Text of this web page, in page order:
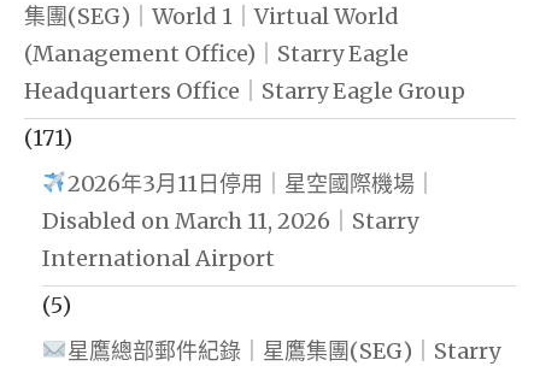
集團(SEG)｜World 1｜Virtual World
(Management Office)｜Starry Eagle
Headquarters Office｜Starry Eagle Group
(171)
2026年3月11日停用｜星空國際機場｜
Disabled on March 11, 2026｜Starry
International Airport
(5)
星鷹總部郵件紀錄｜星鷹集團(SEG)｜Starry